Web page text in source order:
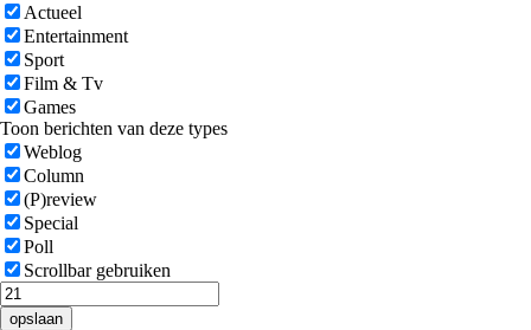
Actueel
Entertainment
Sport
Film & Tv
Games
Toon berichten van deze types
Weblog
Column
(P)review
Special
Poll
Scrollbar gebruiken
opslaan